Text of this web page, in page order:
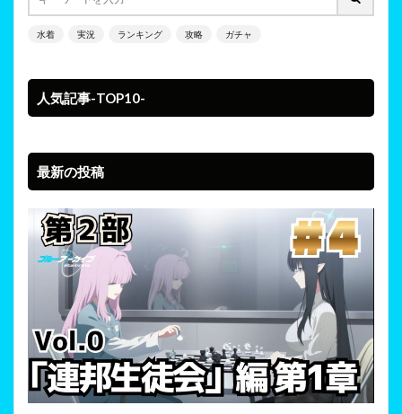
水着 実況 ランキング 攻略 ガチャ
人気記事-TOP10-
最新の投稿